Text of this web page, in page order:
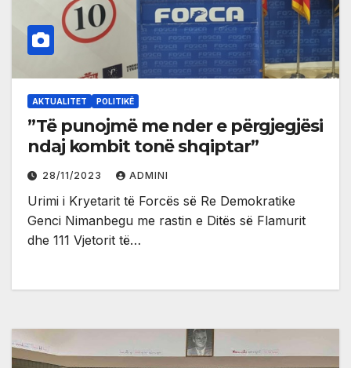
AKTUALITET POLITIKË
”Të punojmë me nder e përgjegjësi
ndaj kombit tonë shqiptar”
28/11/2023 ADMINI
Urimi i Kryetarit të Forcës së Re Demokratike
Genci Nimanbegu me rastin e Ditës së Flamurit
dhe 111 Vjetorit të…